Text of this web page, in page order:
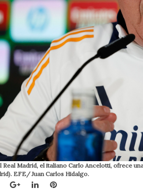
Real Madrid, el italiano Carlo Ancelotti, ofrece
EFE/ Juan Carlos Hidalgo.
TwitterGoogle+LinkedInPinterest